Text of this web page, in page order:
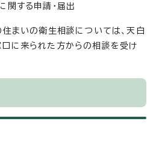
関する申請・届出
まいの衛生相談については、天白
に来られた方からの相談を受け